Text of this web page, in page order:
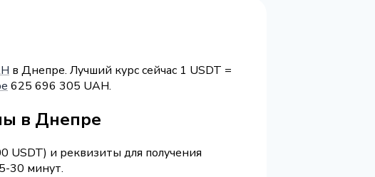
в Днепре. Лучший курс сейчас 1 USDT =
625 696 305 UAH.
в Днепре
USDT) и реквизиты для получения
30 минут.